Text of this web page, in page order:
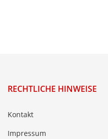
RECHTLICHE HINWEISE
Kontakt
Impressum